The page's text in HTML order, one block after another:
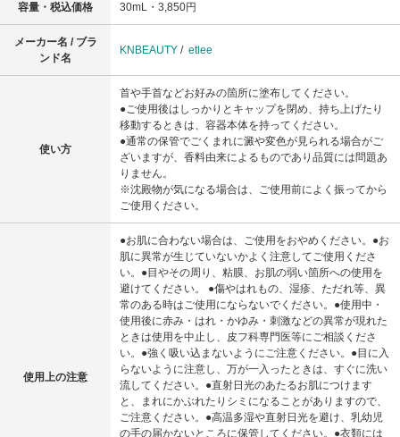
容量・税込価格 30mL・3,850円
メーカー名 / ブラ
ンド名
KNBEAUTY / etlee
使い方
首や手首などお好みの箇所に塗布してください。
●ご使用後はしっかりとキャップを閉め、持ち上げたり
移動するときは、容器本体を持ってください。
●通常の保管でごくまれに澱や変色が見られる場合がご
ざいますが、香料由来によるものであり品質には問題あ
りません。
※沈殿物が気になる場合は、ご使用前によく振ってから
ご使用ください。
使用上の注意
●お肌に合わない場合は、ご使用をおやめください。●お
肌に異常が生じていないかよく注意してご使用くださ
い。●目やその周り、粘膜、お肌の弱い箇所への使用を
避けてください。 ●傷やはれもの、湿疹、ただれ等、異
常のある時はご使用にならないでください。●使用中・
使用後に赤み・はれ・かゆみ・刺激などの異常が現れた
ときは使用を中止し、皮フ科専門医等にご相談くださ
い。●強く吸い込まないようにご注意ください。●目に入
らないように注意し、万が一入ったときは、すぐに洗い
流してください。●直射日光のあたるお肌につけます
と、まれにかぶれたりシミになることがありますので、
ご注意ください。●高温多湿や直射日光を避け、乳幼児
の手の届かないところに保管してください。●衣類には